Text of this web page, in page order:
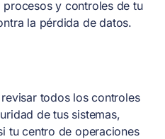
y controles de tu
la pérdida de datos.
todos los controles
de tus sistemas,
tu centro de operaciones